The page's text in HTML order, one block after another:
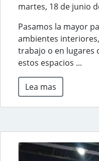
martes, 18 de junio
Pasamos la mayor
ambientes
trabajo o en lugares
estos espacios ...
Lea mas